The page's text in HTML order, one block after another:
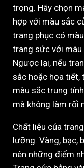
trọng. Hãy chọn
hợp với màu sắc
trang phục có
trang sức với màu
Ngược lại, nếu
sắc hoặc họa
màu sắc trung
mà không làm rối
Chất liệu của
lưỡng. Vàng, bạc,
nên những điểm